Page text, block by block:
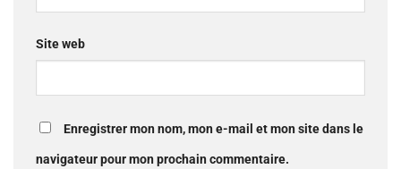
Site web
Enregistrer mon nom, mon e-mail et mon site dans le
navigateur pour mon prochain commentaire.